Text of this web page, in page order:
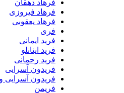
فرهاد دهقان
فرهاد فیروزی
فرهاد یعقوبی
فرید ایمانی
فرید اینانلو
فرید رحمانی
فریدون آسرایی
فریدون آسرایی و مانی